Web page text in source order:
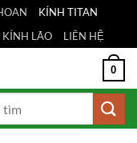
KÍNH TITAN
KÍNH LÃO LIÊN HỆ
0